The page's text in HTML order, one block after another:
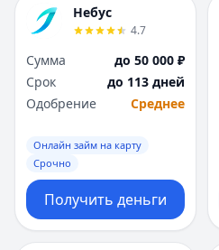
Небус
4.7
Сумма
до 50 000 ₽
Срок
до 113 дней
Одобрение
Среднее
Онлайн займ на карту
Срочно
Получить деньги